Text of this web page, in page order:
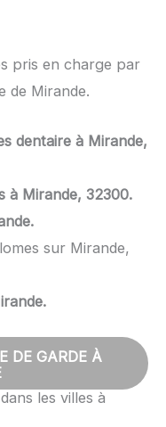
pris en charge par
de Mirande.
dentaire à Mirande,
à Mirande, 32300.
sur Mirande,
DE GARDE À
les villes à